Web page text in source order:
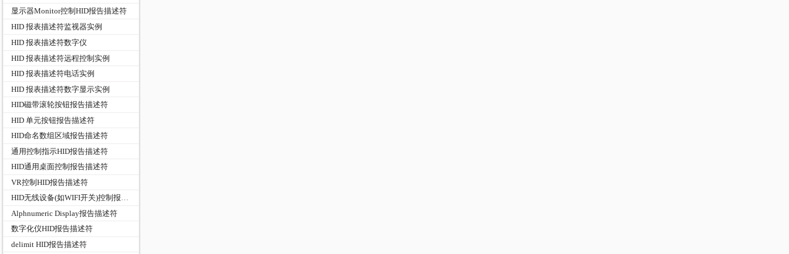
显示器Monitor控制HID报告描述符
HID 报表描述符监视器实例
HID 报表描述符数字仪
HID 报表描述符远程控制实例
HID 报表描述符电话实例
HID 报表描述符数字显示实例
HID磁带滚轮按钮报告描述符
HID 单元按钮报告描述符
HID命名数组区域报告描述符
通用控制指示HID报告描述符
HID通用桌面控制报告描述符
VR控制HID报告描述符
HID无线设备(如WIFI开关)控制报告描述符
Alphnumeric Display报告描述符
数字化仪HID报告描述符
delimit HID报告描述符